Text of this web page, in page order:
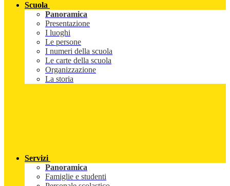
Scuola
Panoramica
Presentazione
I luoghi
Le persone
I numeri della scuola
Le carte della scuola
Organizzazione
La storia
Servizi
Panoramica
Famiglie e studenti